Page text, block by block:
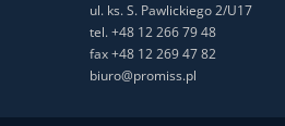
ul. ks. S. Pawlickiego 2/U17
tel. +48 12 266 79 48
fax +48 12 269 47 82
biuro@promiss.pl